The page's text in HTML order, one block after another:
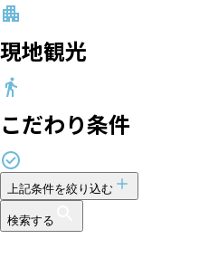
現地観光
こだわり条件
上記条件を絞り込む
検索する